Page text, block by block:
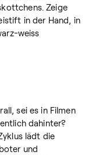
Zeige
in der Hand, in
weiss
sei es in Filmen
dahinter?
lädt die
und